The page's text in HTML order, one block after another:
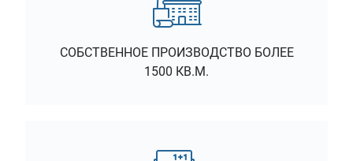
СОБСТВЕННОЕ ПРОИЗВОДСТВО БОЛЕЕ
1500 КВ.М.